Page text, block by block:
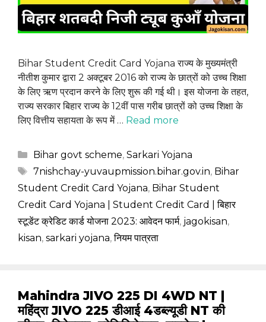
Bihar Student Credit Card Yojana राज्य के मुख्यमंत्री
नीतीश कुमार द्वारा 2 अक्टूबर 2016 को राज्य के छात्रों को उच्च शिक्षा
के लिए ऋण प्रदान करने के लिए शुरू की गई थी। इस योजना के तहत,
राज्य सरकार बिहार राज्य के 12वीं पास गरीब छात्रों को उच्च शिक्षा के
लिए वित्तीय सहायता के रूप में … Read more
Categories
Bihar govt scheme, Sarkari Yojana
Tags
7nishchay-yuvaupmission.bihar.gov.in, Bihar
Student Credit Card Yojana, Bihar Student
Credit Card Yojana | Student Credit Card | बिहार
स्टूडेंट क्रेडिट कार्ड योजना 2023: आवेदन फार्म, jagokisan,
kisan, sarkari yojana,नियम पात्रता
Mahindra JIVO 225 DI 4WD NT |
महिंद्रा JIVO 225 डीआई 4डब्ल्यूडी NT की